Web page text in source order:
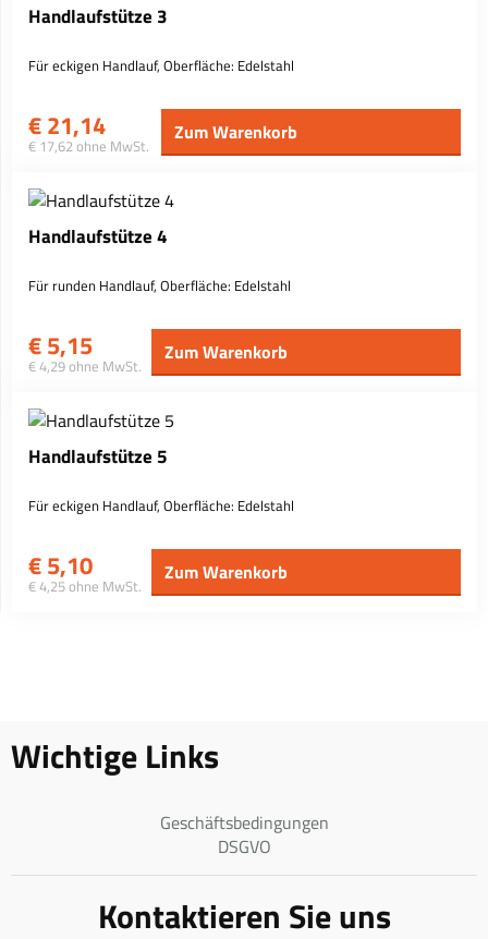
Handlaufstütze 3
Für eckigen Handlauf, Oberfläche: Edelstahl
€21,14
€ 17,62 ohne MwSt.
Zum Warenkorb
Handlaufstütze 4
Für runden Handlauf, Oberfläche: Edelstahl
€5,15
€ 4,29 ohne MwSt.
Zum Warenkorb
Handlaufstütze 5
Für eckigen Handlauf, Oberfläche: Edelstahl
€5,10
€ 4,25 ohne MwSt.
Zum Warenkorb
Wichtige Links
Geschäftsbedingungen
DSGVO
Kontaktieren Sie uns